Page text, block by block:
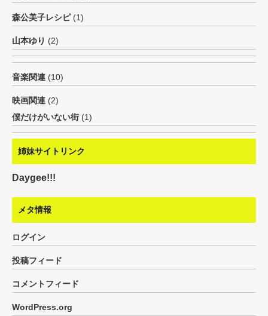
森公美子レシピ(1)
山本ゆり (2)
音楽関連 (10)
映画関連 (2)
僕だけがいない街 (1)
姉妹サイトリンク
Daygee!!!
メタ情報
ログイン
投稿フィード
コメントフィード
WordPress.org